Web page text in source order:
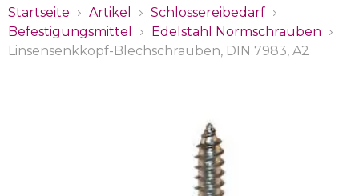
Startseite Artikel
Schlossereibedarf
Befestigungsmittel
Edelstahl Normschrauben
Linsensenkkopf-Blechschrauben, DIN 7983, A2